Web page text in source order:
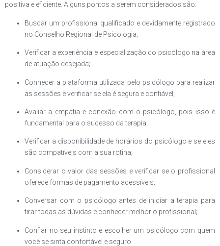
positiva e eficiente. Alguns pontos a serem considerados são:
Buscar um profissional qualificado e devidamente registrado
no Conselho Regional de Psicologia;
Verificar a experiência e especialização do psicólogo na área
de atuação desejada;
Conhecer a plataforma utilizada pelo psicólogo para realizar
as sessões e verificar se ela é segura e confiável;
Avaliar a empatia e conexão com o psicólogo, pois isso é
fundamental para o sucesso da terapia;
Verificar a disponibilidade de horários do psicólogo e se eles
são compatíveis com a sua rotina;
Considerar o valor das sessões e verificar se o profissional
oferece formas de pagamento acessíveis;
Conversar com o psicólogo antes de iniciar a terapia para
tirar todas as dúvidas e conhecer melhor o profissional;
Confiar no seu instinto e escolher um psicólogo com quem
você se sinta confortável e seguro.